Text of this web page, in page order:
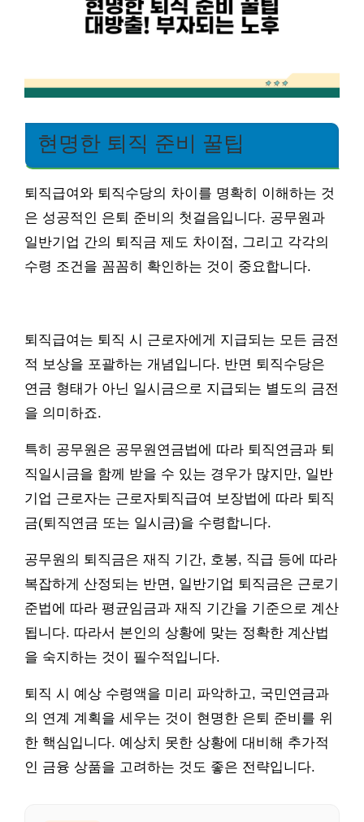
현명한 퇴직 준비 꿀팁
퇴직급여와 퇴직수당의 차이를 명확히 이해하는 것
은 성공적인 은퇴 준비의 첫걸음입니다. 공무원과
일반기업 간의 퇴직금 제도 차이점, 그리고 각각의
수령 조건을 꼼꼼히 확인하는 것이 중요합니다.
퇴직급여는 퇴직 시 근로자에게 지급되는 모든 금전
적 보상을 포괄하는 개념입니다. 반면 퇴직수당은
연금 형태가 아닌 일시금으로 지급되는 별도의 금전
을 의미하죠.
특히 공무원은 공무원연금법에 따라 퇴직연금과 퇴
직일시금을 함께 받을 수 있는 경우가 많지만, 일반
기업 근로자는 근로자퇴직급여 보장법에 따라 퇴직
금(퇴직연금 또는 일시금)을 수령합니다.
공무원의 퇴직금은 재직 기간, 호봉, 직급 등에 따라
복잡하게 산정되는 반면, 일반기업 퇴직금은 근로기
준법에 따라 평균임금과 재직 기간을 기준으로 계산
됩니다. 따라서 본인의 상황에 맞는 정확한 계산법
을 숙지하는 것이 필수적입니다.
퇴직 시 예상 수령액을 미리 파악하고, 국민연금과
의 연계 계획을 세우는 것이 현명한 은퇴 준비를 위
한 핵심입니다. 예상치 못한 상황에 대비해 추가적
인 금융 상품을 고려하는 것도 좋은 전략입니다.